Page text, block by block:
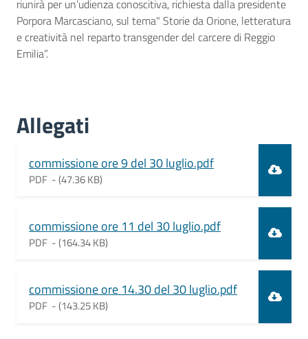
riunirà per un’udienza conoscitiva, richiesta dalla presidente
Porpora Marcasciano, sul tema" Storie da Orione, letteratura
e creatività nel reparto transgender del carcere di Reggio
Emilia”.
Allegati
commissione ore 9 del 30 luglio.pdf
PDF -(47.36 KB)
commissione ore 11 del 30 luglio.pdf
PDF -(164.34 KB)
commissione ore 14.30 del 30 luglio.pdf
PDF -(143.25 KB)